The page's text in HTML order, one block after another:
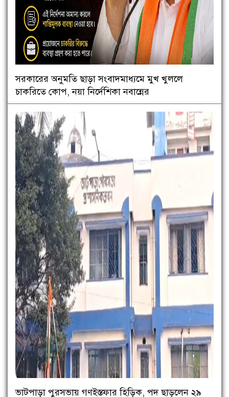
সরকারের অনুমতি ছাড়া সংবাদমাধ্যমে মুখ খুললে
চাকরিতে কোপ, নয়া নির্দেশিকা নবান্নের
ভাটপাড়া পুরসভায় গণইস্তফার হিড়িক, পদ ছাড়লেন ২৯